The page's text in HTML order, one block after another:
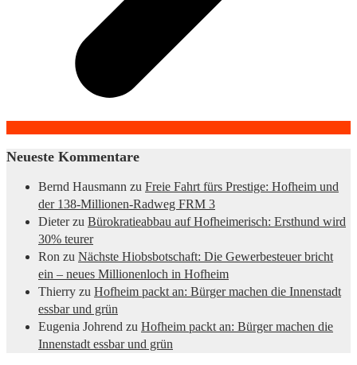
Neueste Kommentare
Bernd Hausmann zu Freie Fahrt fürs Prestige: Hofheim und
der 138-Millionen-Radweg FRM 3
Dieterzu Bürokratieabbau auf Hofheimerisch: Ersthund wird
30% teurer
Ron zu Nächste Hiobsbotschaft: Die Gewerbesteuer bricht
ein – neues Millionenloch in Hofheim
Thierry zu Hofheim packt an: Bürger machen die Innenstadt
essbar und grün
Eugenia Johrend zu Hofheim packt an: Bürger machen die
Innenstadt essbar und grün